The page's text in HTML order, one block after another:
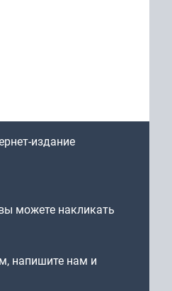
издание
можете накликать
напишите нам и